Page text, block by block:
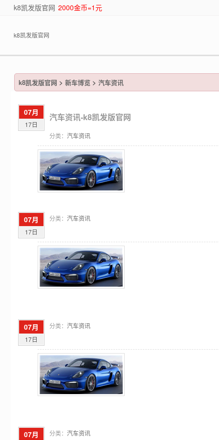
k8凯发版官网 2000金币=1元
k8凯发版官网
k8凯发版官网 > 新车博览> 汽车资讯
07月
17日
汽车资讯-k8凯发版官网
分类： 汽车资讯
07月
17日
分类： 汽车资讯
07月
17日
分类： 汽车资讯
07月 分类： 汽车资讯